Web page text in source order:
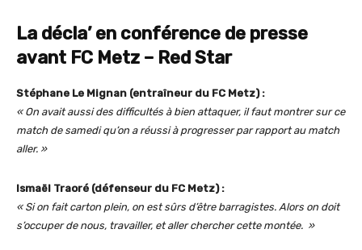
La décla’ en conférence de presse
avant FC Metz – Red Star
Stéphane Le Mignan (entraîneur du FC Metz) :
« On avait aussi des difficultés à bien attaquer, il faut montrer sur ce
match de samedi qu’on a réussi à progresser par rapport au match
aller. »
Ismaël Traoré (défenseur du FC Metz) :
« Si on fait carton plein, on est sûrs d’être barragistes. Alors on doit
s’occuper de nous, travailler, et aller chercher cette montée. »